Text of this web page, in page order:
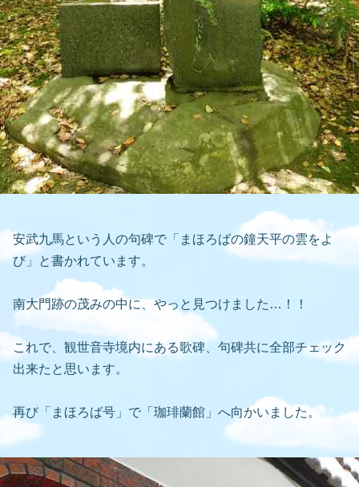
安武九馬という人の句碑で「まほろばの鐘天平の雲をよ
び」と書かれています。
南大門跡の茂みの中に、やっと見つけました…！！
これで、観世音寺境内にある歌碑、句碑共に全部チェック
出来たと思います。
再び「まほろば号」で「珈琲蘭館」へ向かいました。